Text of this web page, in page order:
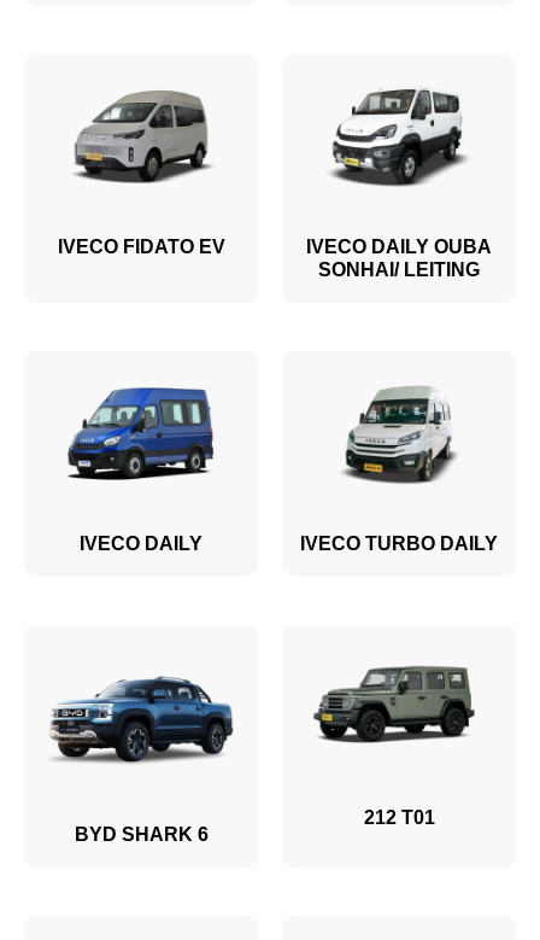
IVECO FIDATO EV
IVECO DAILY OUBA
SONHAI/ LEITING
IVECO DAILY IVECO TURBO DAILY
BYD SHARK 6
212 T01